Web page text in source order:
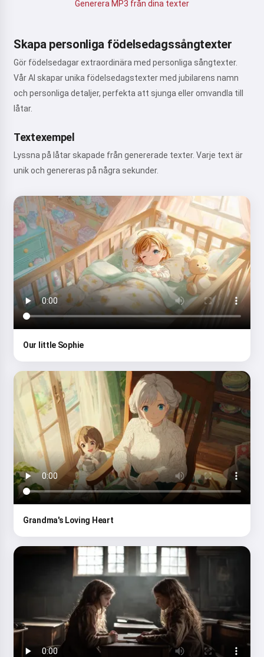
Generera MP3 från dina texter
Skapa personliga födelsedagssångtexter
Gör födelsedagar extraordinära med personliga sångtexter.
Vår AI skapar unika födelsedagstexter med jubilarens namn
och personliga detaljer, perfekta att sjunga eller omvandla till
låtar.
Textexempel
Lyssna på låtar skapade från genererade texter. Varje text är
unik och genereras på några sekunder.
Our little Sophie
Grandma's Loving Heart